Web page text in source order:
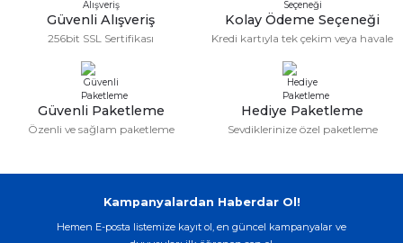
Ürün bilgilerinde hatalar bulunuyor.
Ürün fiyatı diğer sitelerden daha pahalı.
Bu ürüne benzer farklı alternatifler olmalı.
Deneyimini Paylaş
Güvenli Alışveriş
256bit SSL Sertifikası
Kolay Ödeme Seçeneği
Kredi kartıyla tek çekim veya havale
Güvenli Paketleme
Özenli ve sağlam paketleme
Hediye Paketleme
Sevdiklerinize özel paketleme
Kampanyalardan Haberdar Ol!
Hemen E-posta listemize kayıt ol, en güncel kampanyalar ve